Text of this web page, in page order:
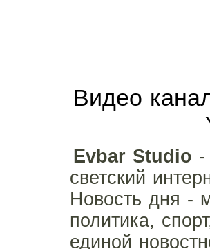
Видео
Evbar Studio -
светский
Новость дня -
политика,
единой